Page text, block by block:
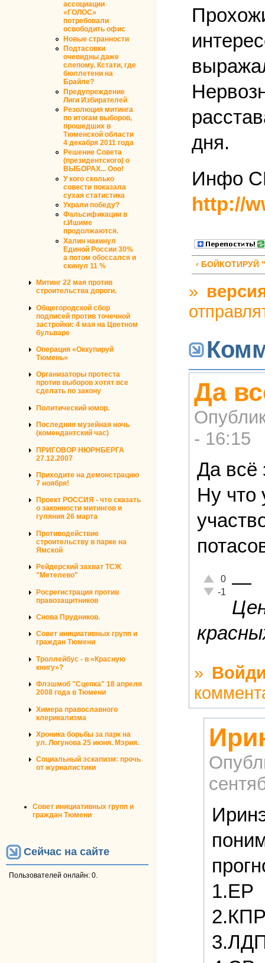
ассоциации
«ГОЛОС»
потребовали
освободить офис
Новые странности
Подтасовки
очевидны даже
слепому. Кстати, где
бюллетени на
Брайле?
Предупреждение
Лиги Избирателей
Резолюция митинга
по итогам выборов,
прошедших в
Тюменской области
4 декабря 2011 года
Решение Совета
(президентского) о
ВЫБОРАХ... Ооо!
У кого сколько
совести показала
сухая статистика
Украли победу?
Фальсификации в
г.Ишиме
продолжаются.
Халин накинул
Единой России 30%
а потом обоссался и
скинул 11 %
Митинг 22 мая против
строительства дороги.
Общегородской сбор
подписей против точечной
застройки: 4 мая на Цветном
бульваре
Операция «Оккупируй
Тюмень»
Организаторы протеста
против выборов хотят все
сделать по закону
Политический юмор.
Последняя музейная ночь
(комендантский час)
ПРИГОВОР НЮРНБЕРГА
27.12.2007
Приходите на демонстрацию
7 ноября!
Проект РОССИЯ - что сказать
о законности митингов и
гуляния 26 марта
Противодействие
строительству в парке на
Ямской
Рейдерский захват ТСЖ
"Метелево"
Росрегистрация против
правозащитников
Снова Прудников.
Совет инициативных групп и
граждан Тюмени
Троллейбус - в «Красную
книгу»?
Флэшмоб "Сцепка" 18 апреля
2008 года в Тюмени
Химера православного
клерикализма
Хроника борьбы за парк на
ул. Логунова 25 июня. Мэрия.
Социальный эскапизм: прочь
от журналистики
Совет инициативных групп и
граждан Тюмени
Сейчас на сайте
Пользователей онлайн: 0.
дня.
Инфо
http://
‹
»
Да
- 16:15
Да всё
Ну что
Отлично!
0
Неадекватно!
-1
—
»
1.ЕР